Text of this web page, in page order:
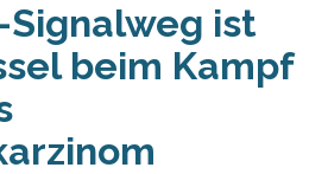
Signalweg ist
beim Kampf